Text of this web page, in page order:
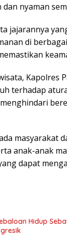
nyaman
jajarannya
di
Kapolres
terhadap
masyarakat
anak-anak
dapat
Hidup